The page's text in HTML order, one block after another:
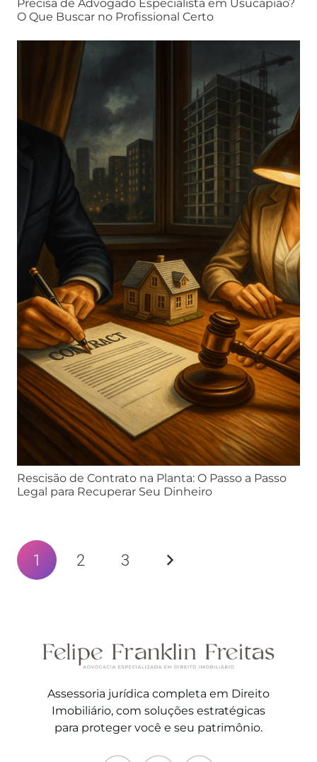
Precisa de Advogado Especialista em Usucapião?
O Que Buscar no Profissional Certo
Rescisão de Contrato na Planta: O Passo a Passo
Legal para Recuperar Seu Dinheiro
1 2 3
Assessoria jurídica completa em Direito
Imobiliário, com soluções estratégicas
para proteger você e seu patrimônio.